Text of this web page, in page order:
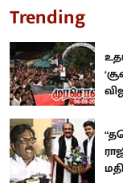
Trending